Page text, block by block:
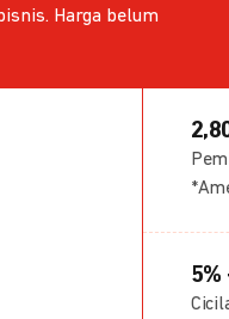
Harga belum
5%